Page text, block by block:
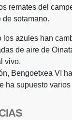
remates del
de sotamano.
los azules han
de aire de
vivo.
Bengoetxea VI
ha supuesto varios